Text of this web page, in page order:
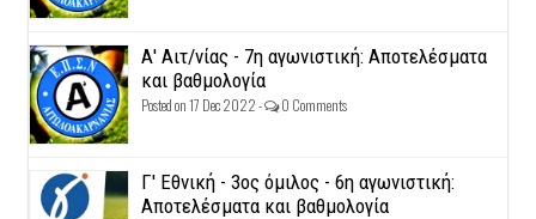
Α' Αιτ/νίας - 7η αγωνιστική: Αποτελέσματα
και βαθμολογία
Posted on 17 Dec 2022 - 0 Comments
Γ' Εθνική - 3ος όμιλος - 6η αγωνιστική:
Αποτελέσματα και βαθμολογία